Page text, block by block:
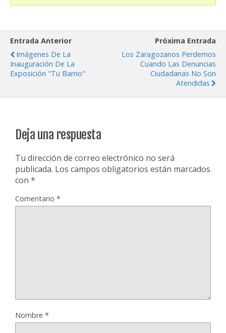
Entrada Anterior
Imágenes De La
Inauguración De La
Exposición "Tu Barrio"
Próxima Entrada
Los Zaragozanos Perdemos
Cuando Las Denuncias
Ciudadanas No Son
Atendidas
Deja una respuesta
Tu dirección de correo electrónico no será
publicada. Los campos obligatorios están marcados
con *
Comentario *
Nombre *